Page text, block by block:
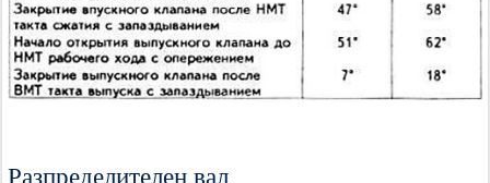
Разпределителен вал